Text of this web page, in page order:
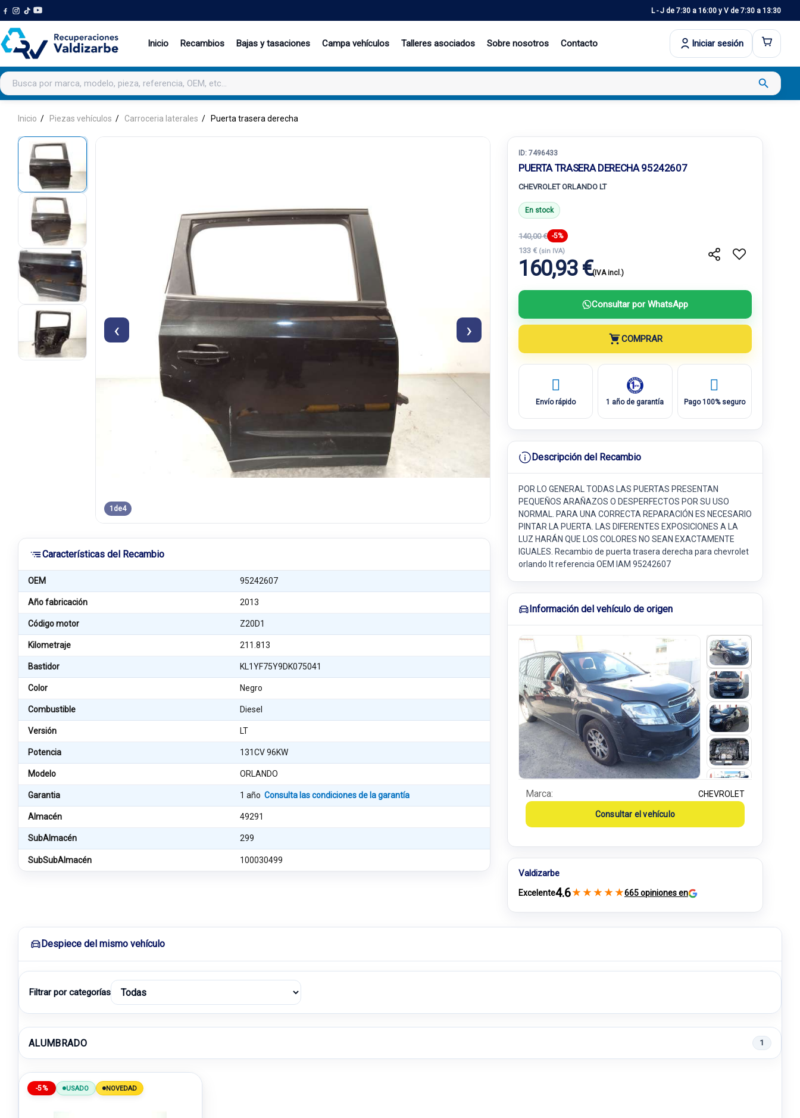
L - J de 7:30 a 16:00 y V de 7:30 a 13:30
Inicio Recambios Bajas y tasaciones Campa vehículos Talleres asociados Sobre nosotros Contacto Iniciar sesión
Buscar productos search
Inicio Piezas vehículos Carroceria laterales Puerta trasera derecha
‹ ›
1 de4
Características del Recambio
OEM 95242607
Año fabricación 2013
Código motor Z20D1
Kilometraje 211.813
Bastidor KL1YF75Y9DK075041
Color Negro
Combustible Diesel
Versión LT
Potencia 131CV 96KW
Modelo ORLANDO
Garantia 1 añoConsulta las condiciones de la garantía
Almacén 49291
SubAlmacén 299
SubSubAlmacén 100030499
ID: 7496433
PUERTA TRASERA DERECHA 95242607
CHEVROLET ORLANDO LT
En stock
140,00 € -5%
133 € (sin IVA)
160,93 €(IVA incl.)
Consultar por WhatsApp
COMPRAR
Envío rápido 1 año de garantía Pago 100% seguro
Descripción del Recambio
POR LO GENERAL TODAS LAS PUERTAS PRESENTAN
PEQUEÑOS ARAÑAZOS O DESPERFECTOS POR SU USO
NORMAL. PARA UNA CORRECTA REPARACIÓN ES NECESARIO
PINTAR LA PUERTA. LAS DIFERENTES EXPOSICIONES A LA
LUZ HARÁN QUE LOS COLORES NO SEAN EXACTAMENTE
IGUALES. Recambio de puerta trasera derecha para chevrolet
orlando lt referencia OEM IAM 95242607
Información del vehículo de origen
Marca: CHEVROLET
Consultar el vehículo
Valdizarbe
Excelente4.6★ ★ ★ ★ ★665 opiniones en
Despiece del mismo vehículo
Filtrar por categorías
ALUMBRADO 1
-5% USADO NOVEDAD